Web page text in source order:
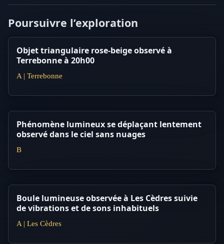
Poursuivre l’exploration
Objet triangulaire rose-beige observé à
Terrebonne à 20h00
A | Terrebonne
Phénomène lumineux se déplaçant lentement
observé dans le ciel sans nuages
B
Boule lumineuse observée à Les Cèdres suivie
de vibrations et de sons inhabituels
A | Les Cèdres